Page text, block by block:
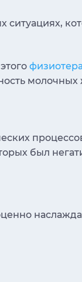
ситуациях,
молочных
был